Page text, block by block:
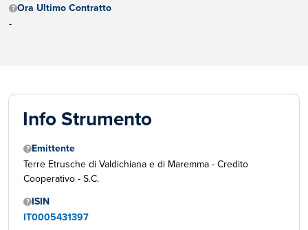
Ora Ultimo Contratto
-
Info Strumento
Emittente
Terre Etrusche di Valdichiana e di Maremma - Credito
Cooperativo - S.C.
ISIN
IT0005431397